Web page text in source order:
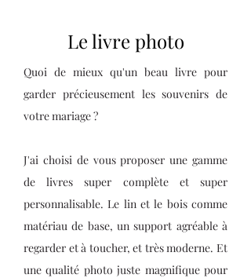
Le livre photo
​Quoi de mieux qu'un beau livre pour
garder précieusement les souvenirs de
votre mariage ?
J'ai choisi de vous proposer une gamme
de livres super complète et super
personnalisable. Le lin et le bois comme
matériau de base, un support agréable à
regarder et à toucher, et très moderne. Et
une qualité photo juste magnifique pour